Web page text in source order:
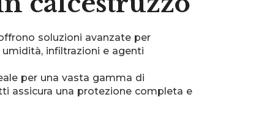
soluzioni avanzate per
infiltrazioni e agenti
per una vasta gamma di
assicura una protezione completa e